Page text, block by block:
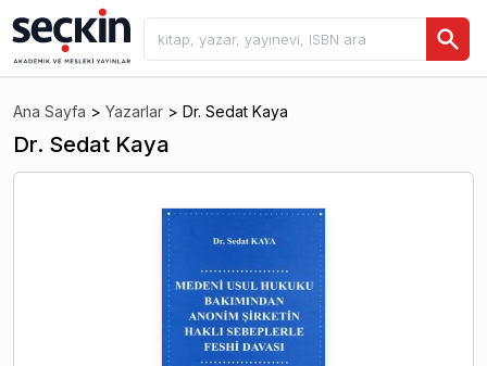
Ana Sayfa > Yazarlar > Dr. Sedat Kaya
Dr. Sedat Kaya